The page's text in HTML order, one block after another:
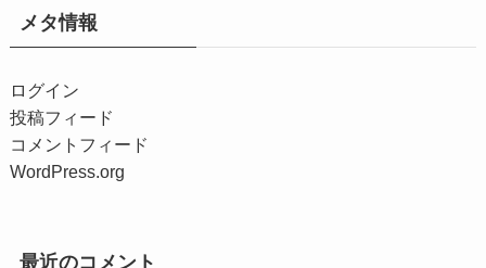
メタ情報
ログイン
投稿フィード
コメントフィード
WordPress.org
最近のコメント